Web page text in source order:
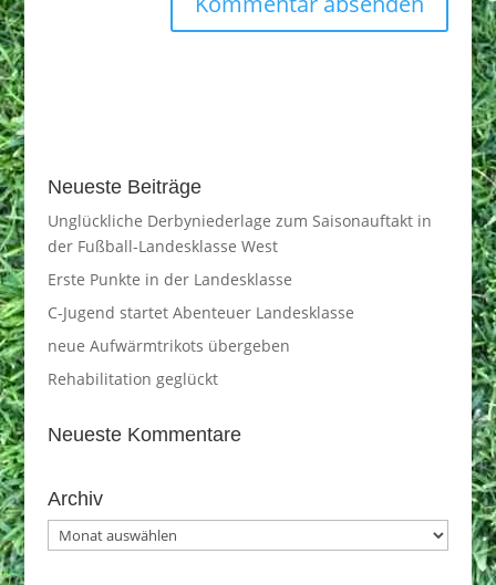
Neueste Beiträge
Unglückliche Derbyniederlage zum Saisonauftakt in
der Fußball-Landesklasse West
Erste Punkte in der Landesklasse
C-Jugend startet Abenteuer Landesklasse
neue Aufwärmtrikots übergeben
Rehabilitation geglückt
Neueste Kommentare
Archiv
Archiv